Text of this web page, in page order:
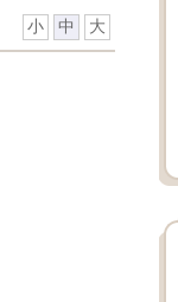
小 中 大